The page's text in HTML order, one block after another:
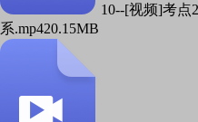
10--[视频]考点
系.mp420.15MB